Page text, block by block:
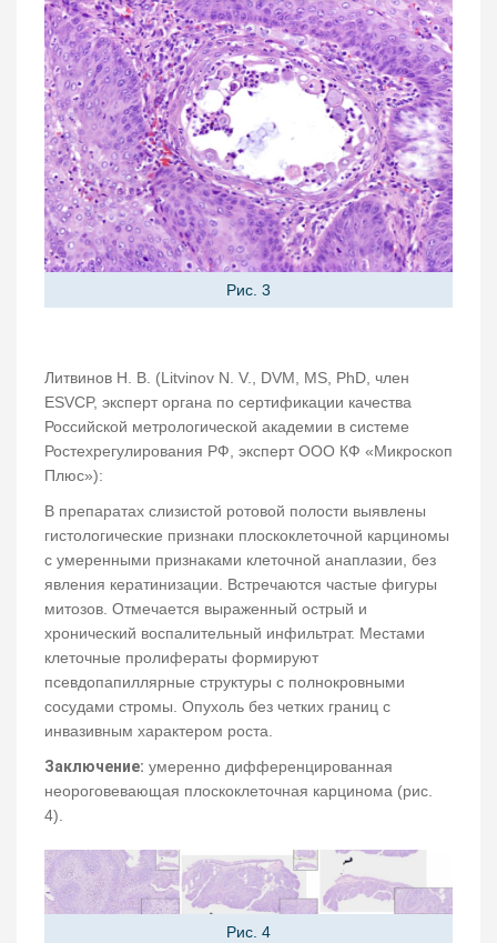
Рис. 3
Литвинов Н. В. (Litvinov N. V., DVM, MS, PhD, член
ESVCP, эксперт органа по сертификации качества
Российской метрологической академии в системе
Ростехрегулирования РФ, эксперт ООО КФ «Микроскоп
Плюс»):
В препаратах слизистой ротовой полости выявлены
гистологические признаки плоскоклеточной карциномы
с умеренными признаками клеточной анаплазии, без
явления кератинизации. Встречаются частые фигуры
митозов. Отмечается выраженный острый и
хронический воспалительный инфильтрат. Местами
клеточные пролифераты формируют
псевдопапиллярные структуры с полнокровными
сосудами стромы. Опухоль без четких границ с
инвазивным характером роста.
Заключение: умеренно дифференцированная
неороговевающая плоскоклеточная карцинома (рис.
4).
Рис. 4